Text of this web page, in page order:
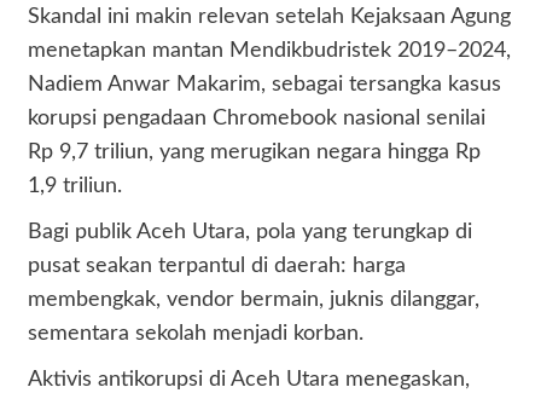
Skandal ini makin relevan setelah Kejaksaan Agung
menetapkan mantan Mendikbudristek 2019–2024,
Nadiem Anwar Makarim, sebagai tersangka kasus
korupsi pengadaan Chromebook nasional senilai
Rp 9,7 triliun, yang merugikan negara hingga Rp
1,9 triliun.
Bagi publik Aceh Utara, pola yang terungkap di
pusat seakan terpantul di daerah: harga
membengkak, vendor bermain, juknis dilanggar,
sementara sekolah menjadi korban.
Aktivis antikorupsi di Aceh Utara menegaskan,